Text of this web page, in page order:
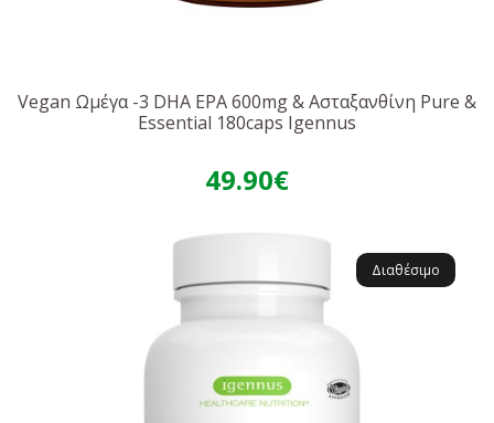
Vegan Ωμέγα -3 DHA EPA 600mg & Ασταξανθίνη Pure &
Essential 180caps Igennus
49.90€
Διαθέσιμο